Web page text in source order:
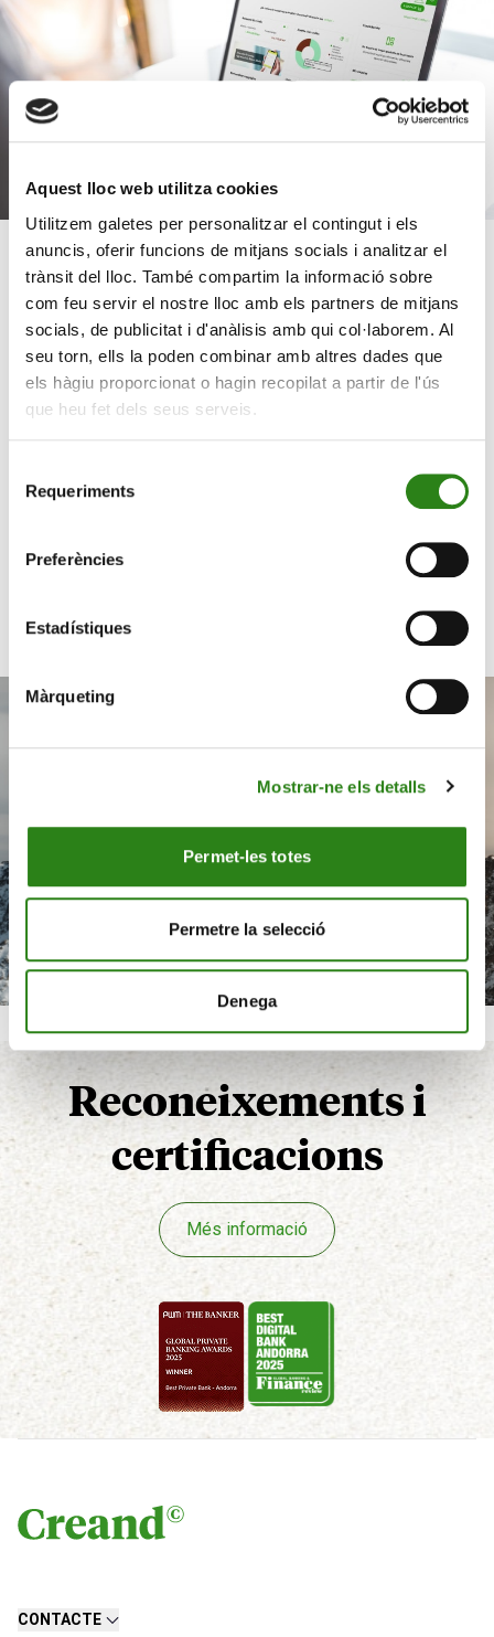
Aquest lloc web utilitza cookies
Utilitzem galetes per personalitzar el contingut i els
anuncis, oferir funcions de mitjans socials i analitzar el
trànsit del lloc. També compartim la informació sobre
com feu servir el nostre lloc amb els partners de mitjans
socials, de publicitat i d'anàlisis amb qui col·laborem. Al
seu torn, ells la poden combinar amb altres dades que
els hàgiu proporcionat o hagin recopilat a partir de l'ús
que heu fet dels seus serveis.
Requeriments
Preferències
Estadístiques
Màrqueting
Mostrar-ne els detalls
Permet-les totes
Permetre la selecció
Denega
Compromís amb el
mediambient
dels bancs andorrans pioners en la protecció del medi, un
dels principals actius del nostre país.
Reconeixementsi
certificacions
Més informació
CONTACTE